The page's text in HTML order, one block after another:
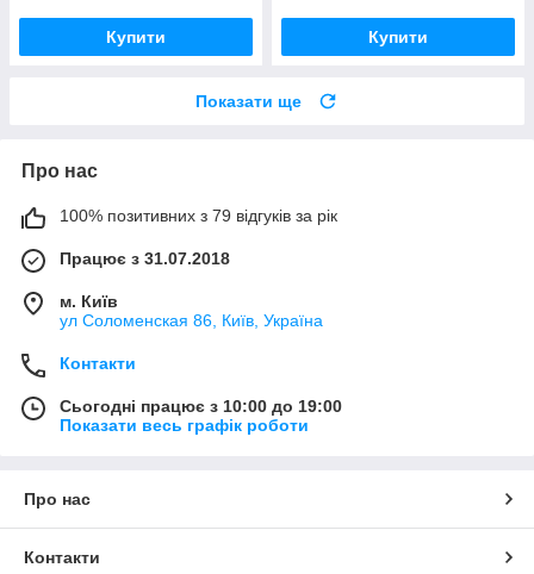
Купити Купити
Показати ще
Про нас
100% позитивних з 79 відгуків за рік
Працює з 31.07.2018
м. Київ
ул Соломенская 86, Київ, Україна
Контакти
Сьогодні працює з 10:00 до 19:00
Показати весь графік роботи
Про нас
Контакти